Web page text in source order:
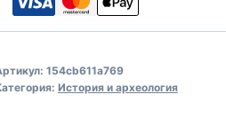
154cb611a769
История и археология